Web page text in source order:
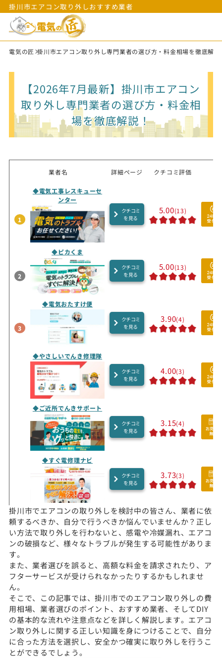
掛川市エアコン取り外しおすすめ業者
電気の匠 掛川市エアコン取り外し専門業者の選び方・料金相場を徹底解説
【2026年7月最新】掛川市エアコン
取り外し専門業者の選び方・料金相
場を徹底解説！
業者名 詳細ページ クチコミ評価
1
◆電気工事レスキューセ
ンター
クチコミ
を見る
5.00(13)
2
◆ピカくま
クチコミ
を見る
5.00(13)
3
◆電気おたすけ便
クチコミ
を見る
3.90(4)
◆やさしいでんき修理隊
クチコミ
を見る
4.00(3)
◆ご近所でんきサポート
クチコミ
を見る
3.15(4)
◆すぐ電修理ナビ
クチコミ
を見る
3.73(3)
掛川市でエアコンの取り外しを検討中の皆さん、業者に依
頼するべきか、自分で行うべきか悩んでいませんか？正し
い方法で取り外しを行わないと、感電や冷媒漏れ、エアコ
ンの破損など、様々なトラブルが発生する可能性がありま
す。
また、業者選びを誤ると、高額な料金を請求されたり、ア
フターサービスが受けられなかったりするかもしれませ
ん。
そこで、この記事では、掛川市でのエアコン取り外しの費
用相場、業者選びのポイント、おすすめ業者、そしてDIY
の基本的な流れや注意点などを詳しく解説します。エアコ
ン取り外しに関する正しい知識を身につけることで、自分
に合った方法を選択し、安全かつ確実に取り外しを行うこ
とができるでしょう。